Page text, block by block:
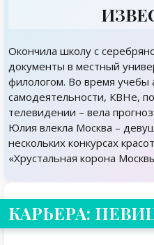
Окончила школу с
документы в местный
филологом. Во время учебы
самодеятельности, КВНе,
телевидении – вела
Юлия влекла Москва –
нескольких конкурсах
«Хрустальная корона
КАРЬЕРА: